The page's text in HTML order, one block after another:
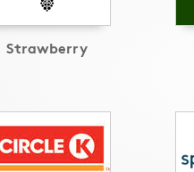
Strawberry